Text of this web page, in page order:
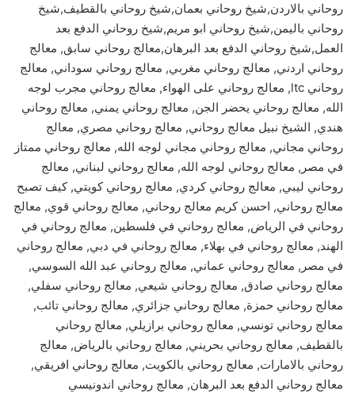
روحاني بالاردن,شيخ روحاني بعمان,شيخ روحاني بالقطيف,شيخ
روحاني باليمن,شيخ روحاني ابو مريم,شيخ روحاني الدفع بعد
العمل,شيخ روحاني الدفع بعد البرهان,معالج روحاني سابق, معالج
روحاني اردني, معالج روحاني مغربي, معالج روحاني سوداني, معالج
روحاني ltc, معالج روحاني على الهواء, معالج روحاني مجرب لوجه
الله, معالج روحاني يحضر الجن, معالج روحاني يمني, معالج روحاني
هندي, الشيخ نبيل معالج روحاني, معالج روحاني مصري, معالج
روحاني مجاني, معالج روحاني مجاني لوجه الله, معالج روحاني ممتاز
في مصر, معالج روحاني لوجه الله, معالج روحاني لبناني, معالج
روحاني ليبي, معالج روحاني كردي, معالج روحاني كويتي, كيف تصبح
معالج روحاني, احسن كريم معالج روحاني, معالج روحاني قوي, معالج
روحاني في الرياض, معالج روحاني في فلسطين, معالج روحاني في
الهند, معالج روحاني في بهلاء, معالج روحاني في دبي, معالج روحاني
في مصر, معالج روحاني عماني, معالج روحاني عبد الله السوسي,
معالج روحاني صادق, معالج روحاني شيعي, معالج روحاني سفلي,
معالج روحاني حمزة, معالج روحاني جزائري, معالج روحاني تائب,
معالج روحاني تونسي, معالج روحاني برازيلي, معالج روحاني
بالقطيف, معالج روحاني بحريني, معالج روحاني بالرياض, معالج
روحاني بالامارات, معالج روحاني بالكويت, معالج روحاني افريقي,
معالج روحاني الدفع بعد البرهان, معالج روحاني اندونيسي